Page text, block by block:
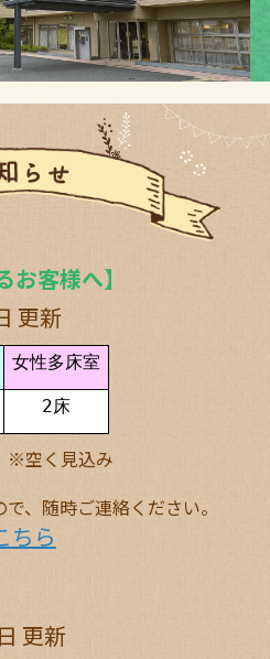
お客様へ】
新
女性多床室
2床
み
、随時ご連絡ください。
ちら
更新